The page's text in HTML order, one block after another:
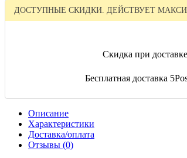
ДОСТУПНЫЕ СКИДКИ. ДЕЙСТВУЕТ
Скидка при
Бесплатная доставка
Описание
Характеристики
Доставка/оплата
Отзывы (0)